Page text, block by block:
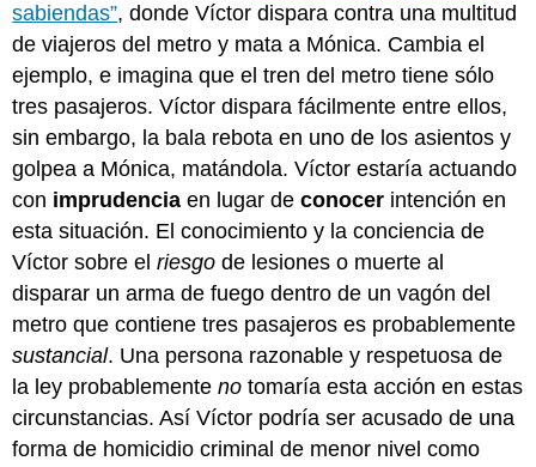
sabiendas”, donde Víctor dispara contra una multitud
de viajeros del metro y mata a Mónica. Cambia el
ejemplo, e imagina que el tren del metro tiene sólo
tres pasajeros. Víctor dispara fácilmente entre ellos,
sin embargo, la bala rebota en uno de los asientos y
golpea a Mónica, matándola. Víctor estaría actuando
con imprudencia en lugar deconocer intención en
esta situación. El conocimiento y la conciencia de
Víctor sobre elriesgo de lesiones o muerte al
disparar un arma de fuego dentro de un vagón del
metro que contiene tres pasajeros es probablemente
sustancial. Una persona razonable y respetuosa de
la ley probablementeno tomaría esta acción en estas
circunstancias. Así Víctor podría ser acusado de una
forma de homicidio criminal de menor nivel como